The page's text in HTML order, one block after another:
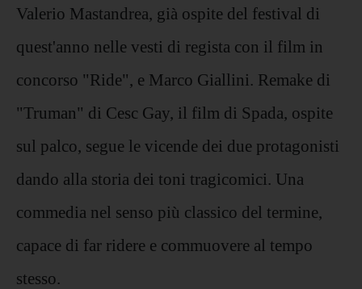
Valerio Mastandrea, già ospite del festival di
quest'anno nelle vesti di regista con il film in
concorso "Ride", e Marco Giallini. Remake di
"Truman" di Cesc Gay, il film di Spada, ospite
sul palco, segue le vicende dei due protagonisti
dando alla storia dei toni tragicomici. Una
commedia nel senso più classico del termine,
capace di far ridere e commuovere al tempo
stesso.